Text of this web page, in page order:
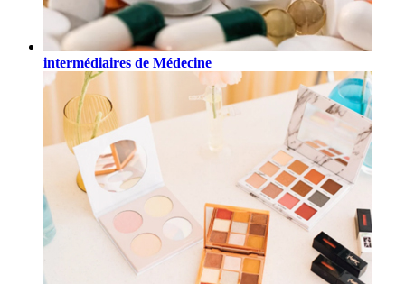
intermédiaires de Médecine